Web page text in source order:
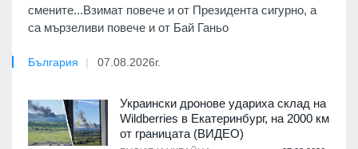
смените...Взимат повече и от Президента сигурно, а
са мързеливи повече и от Бай Ганьо
България 07.08.2026г.
Украински дронове удариха склад на
Wildberries в Екатеринбург, на 2000 км
от границата (ВИДЕО)